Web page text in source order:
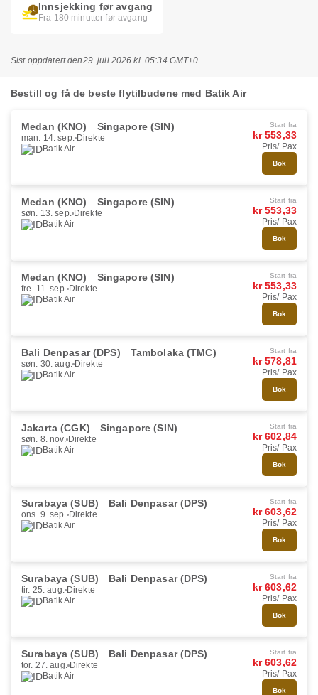
Innsjekking før avgang
Fra 180 minutter før avgang
Sist oppdatert den29. juli 2026 kl. 05:34 GMT+0
Bestill og få de beste flytilbudene med Batik Air
Medan (KNO) Singapore (SIN)
man. 14. sep. Direkte
Batik Air
Start fra
kr 553,33
Pris/ Pax
Bok
Medan (KNO) Singapore (SIN)
søn. 13. sep. Direkte
Batik Air
Start fra
kr 553,33
Pris/ Pax
Bok
Medan (KNO) Singapore (SIN)
fre. 11. sep. Direkte
Batik Air
Start fra
kr 553,33
Pris/ Pax
Bok
Bali Denpasar (DPS) Tambolaka (TMC)
søn. 30. aug. Direkte
Batik Air
Start fra
kr 578,81
Pris/ Pax
Bok
Jakarta (CGK) Singapore (SIN)
søn. 8. nov. Direkte
Batik Air
Start fra
kr 602,84
Pris/ Pax
Bok
Surabaya (SUB) Bali Denpasar (DPS)
ons. 9. sep. Direkte
Batik Air
Start fra
kr 603,62
Pris/ Pax
Bok
Surabaya (SUB) Bali Denpasar (DPS)
tir. 25. aug. Direkte
Batik Air
Start fra
kr 603,62
Pris/ Pax
Bok
Surabaya (SUB) Bali Denpasar (DPS)
tor. 27. aug. Direkte
Batik Air
Start fra
kr 603,62
Pris/ Pax
Bok